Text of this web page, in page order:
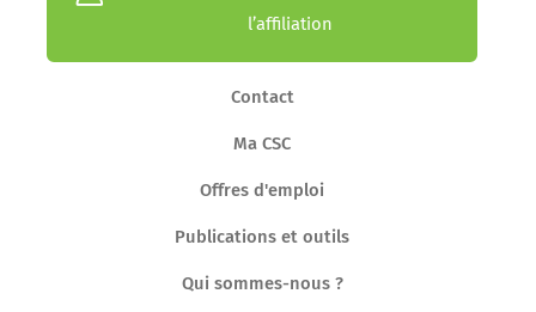
l’affiliation
Contact
Ma CSC
Offres d'emploi
Publications et outils
Qui sommes-nous ?